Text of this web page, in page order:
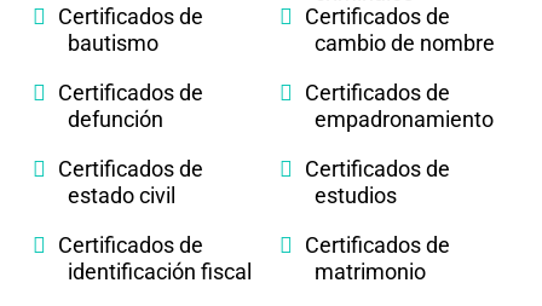
Certificados de
bautismo
Certificados de
cambio de nombre
Certificados de
defunción
Certificados de
empadronamiento
Certificados de
estado civil
Certificados de
estudios
Certificados de
identificación fiscal
Certificados de
matrimonio